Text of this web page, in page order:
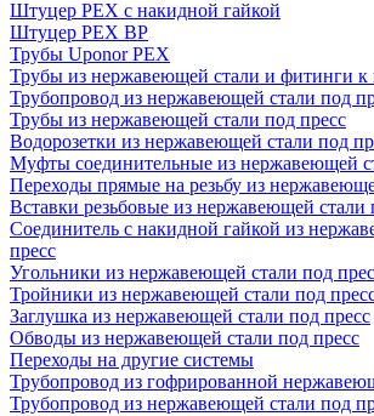
Штуцер PEX c накидной гайкой
Штуцер PEX ВР
Трубы Uponor PEX
Трубы из нержавеющей стали и фитинги
Трубопровод из нержавеющей стали под
Трубы из нержавеющей стали под пресс
Водорозетки из нержавеющей стали под
Муфты соединительные из нержавеющей
Переходы прямые на резьбу из
Вставки резьбовые из нержавеющей стали
Соединитель с накидной гайкой из
пресс
Угольники из нержавеющей стали под
Тройники из нержавеющей стали под
Заглушка из нержавеющей стали под пресс
Обводы из нержавеющей стали под пресс
Переходы на другие системы
Трубопровод из гофрированной
Трубопровод из нержавеющей стали под